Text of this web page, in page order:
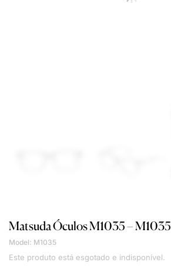
MatsudaÓculos M1035 – M1035
Model: M1035
Este produto está esgotado e indisponível.